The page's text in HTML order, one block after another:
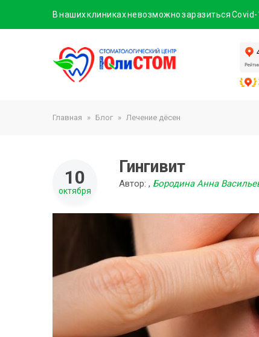
В наших клиниках невозможно заразиться Covid-
Главная Блог Лечение дёсен
10
октября
Гингивит
Автор: , Бородина Анна